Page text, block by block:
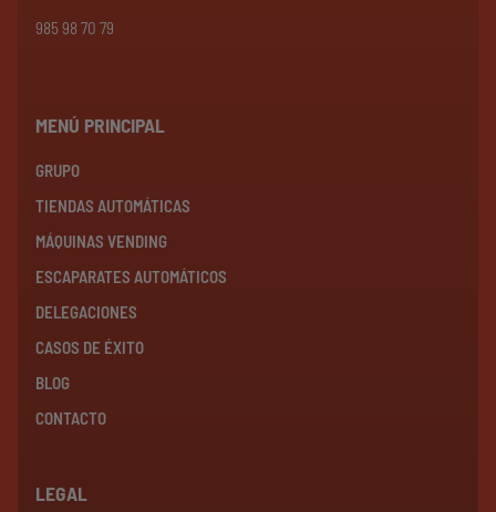
985 98 70 79
MENÚ PRINCIPAL
GRUPO
TIENDAS AUTOMÁTICAS
MÁQUINAS VENDING
ESCAPARATES AUTOMÁTICOS
DELEGACIONES
CASOS DE ÉXITO
BLOG
CONTACTO
LEGAL